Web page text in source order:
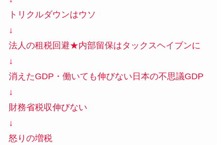
トリクルダウンはウソ
↓
法人の租税回避★内部留保はタックスヘイブンに
↓
消えたGDP・働いても伸びない日本の不思議GDP
↓
財務省税収伸びない
↓
怒りの増税